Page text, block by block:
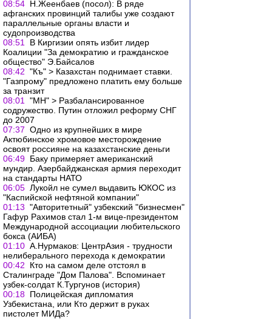
08:54 Н.Жеенбаев (посол): В ряде
афганских провинций талибы уже создают
параллельные органы власти и
судопроизводства
08:51
В Киргизии опять избит лидер
Коалиции "За демократию и гражданское
общество" Э.Байсалов
08:42 "Къ" > Казахстан поднимает ставки.
"Газпрому" предложено платить ему больше
за транзит
08:01
"МН" > Разбалансированное
содружество. Путин отложил реформу СНГ
до 2007
07:37 Одно из крупнейших в мире
Актюбинское хромовое месторождение
освоят россияне на казахстанские деньги
06:49 Баку примеряет американский
мундир. Азербайджанская армия переходит
на стандарты НАТО
06:05 Лукойл не сумел выдавить ЮКОС из
"Каспийской нефтяной компании"
01:13 "Авторитетный" узбекский "бизнесмен"
Гафур Рахимов стал 1-м вице-президентом
Международной ассоциации любительского
бокса (АИБА)
01:10 А.Нурмаков: ЦентрАзия - трудности
нелиберального перехода к демократии
00:42
Кто на самом деле отстоял в
Сталинграде "Дом Палова". Вспоминает
узбек-солдат К.Тургунов (история)
00:18 Полицейская дипломатия
Узбекистана, или Кто держит в руках
пистолет МИДа?